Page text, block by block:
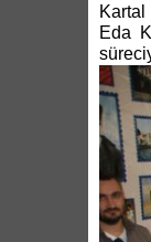
Eda